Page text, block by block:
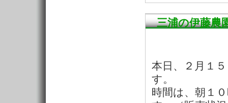
三浦の伊藤農
本日、２月１
す。
時間は、朝１